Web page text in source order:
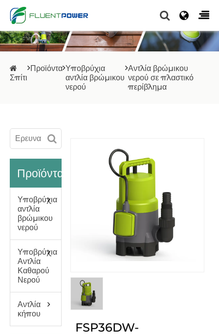
Σπίτι
Προϊόντα Υποβρύχια
αντλία βρώμικου
νερού
Αντλία βρώμικου
νερού σε πλαστικό
περίβλημα
Προϊόντα
Υποβρύχια
αντλία
βρώμικου
νερού
Υποβρύχια
Αντλία
Καθαρού
Νερού
Αντλία
κήπου
FSP36DW-